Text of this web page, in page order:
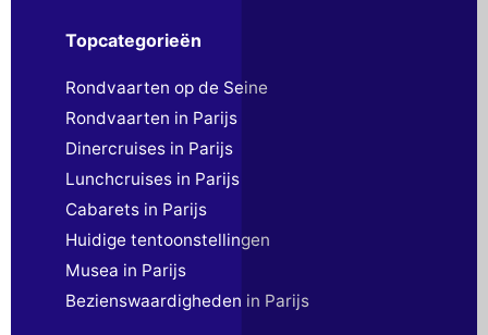
Topcategorieën
Rondvaarten op de Seine
Rondvaarten in Parijs
Dinercruises in Parijs
Lunchcruises in Parijs
Cabarets in Parijs
Huidige tentoonstellingen
Musea in Parijs
Bezienswaardigheden in Parijs